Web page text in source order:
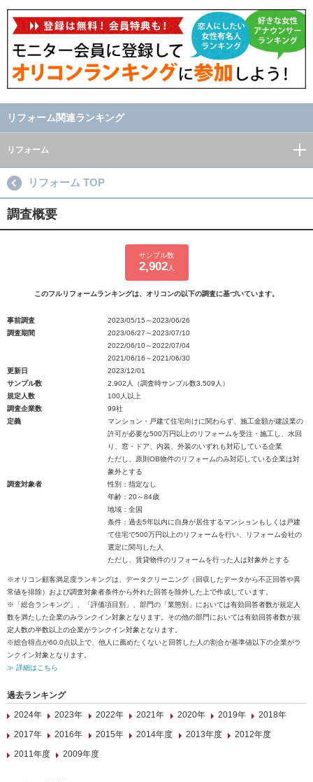
リフォーム関連ランキング
リフォーム
リフォーム TOP
調査概要
サンプル数
2,902人
このフルリフォームランキングは、オリコンの以下の調査に基づいています。
事前調査
2023/05/15～2023/06/26
調査期間
2023/06/27～2023/07/10
2022/06/10～2022/07/04
2021/06/16～2021/06/30
更新日
2023/12/01
サンプル数
2,902人（調査時サンプル数3,509人）
規定人数
100人以上
調査企業数
99社
定義
マンション・戸建て住宅向けに関わらず、施工金額が建設業の
許可が必要な500万円以上のリフォームを受注・施工し、水回
り、窓・ドア、内装、外装のいずれも対応している企業
ただし、原則OB物件のリフォームのみ対応している企業は対
象外とする
調査対象者
性別：指定なし
年齢：20～84歳
地域：全国
条件：過去5年以内に自身が居住するマンションもしくは戸建
て住宅で500万円以上のリフォームを行い、リフォーム会社の
選定に関与した人
ただし、賃貸物件のリフォームを行った人は対象外とする
※オリコン顧客満足度ランキングは、データクリーニング（回収したデータから不正回答や異
常値を排除）および調査対象者条件から外れた回答を除外した上で作成しています。
※「総合ランキング」、「評価項目別」、部門の「業態別」においては有効回答者数が規定人
数を満たした企業のみランクイン対象となります。その他の部門においては有効回答者数が規
定人数の半数以上の企業がランクイン対象となります。
※総合得点が60.0点以上で、他人に薦めたくないと回答した人の割合が基準値以下の企業がラ
ンクイン対象となります。
≫ 詳細はこちら
過去ランキング
2024年
2023年 2022年 2021年 2020年 2019年
2018年
2017年
2016年 2015年 2014年度 2013年度
2012年度
2011年度
2009年度